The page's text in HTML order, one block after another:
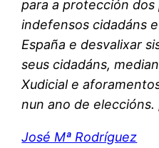
para a protección
indefensos cidadáns
España e desvalixar
seus cidadáns,
Xudicial e
nun ano de eleccións.
José Mª Rodríguez